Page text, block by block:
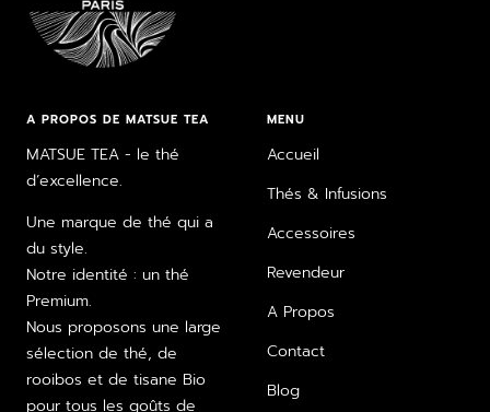
A PROPOS DE MATSUE TEA
MATSUE TEA - le thé
d’excellence.
Une marque de thé qui a
du style.
Notre identité : un thé
Premium.
Nous proposons une large
sélection de thé, de
rooibos et de tisane Bio
pour tous les goûts de
MENU
Accueil
Thés & Infusions
Accessoires
Revendeur
A Propos
Contact
Blog